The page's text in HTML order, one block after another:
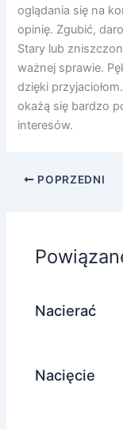
oglądania się na
opinię. Zgubić,
Stary lub
ważnej sprawie.
dzięki
okażą się bardzo
interesów.
POPRZEDNI
Nacierać
Nacięcie